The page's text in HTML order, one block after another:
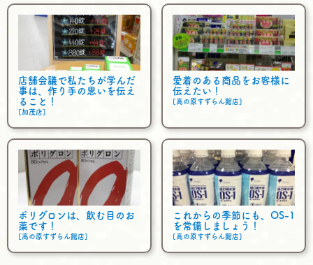
店舗会議で私たちが学んだ
事は、作り手の思いを伝え
ること！
[加茂店]
愛着のある商品をお客様に
伝えたい！
[高の原すずらん館店]
ポリグロンは、飲む目のお
薬です！
[高の原すずらん館店]
これからの季節にも、OS-1
を常備しましょう！
[高の原すずらん館店]